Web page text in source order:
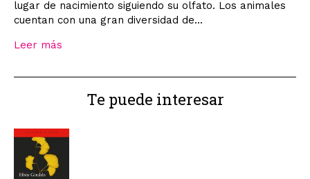
lugar de nacimiento siguiendo su olfato. Los animales
cuentan con una gran diversidad de...
Leer más
Te puede interesar